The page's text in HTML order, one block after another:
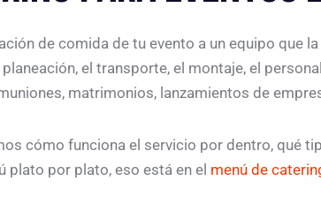
de comida de tu evento a un equipo que
el transporte, el montaje, el
matrimonios, lanzamientos de
cómo funciona el servicio por dentro, qué
plato por plato, eso está en el menú de